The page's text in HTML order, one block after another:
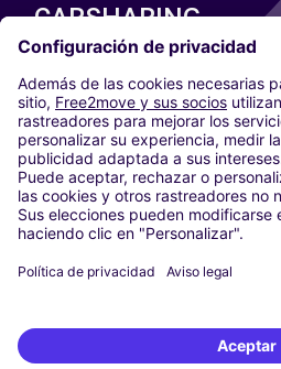
CARSHARING
NUESTRAS CIUDADES
Paris
Madrid
Washington DC
Milán
Roma
Turín
Viena
Berlín
Düsseldorf